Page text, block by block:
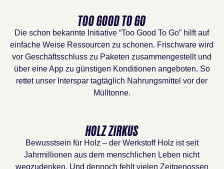
TOO GOOD TO GO
Die schon bekannte Initiative “Too Good To Go” hilft auf
einfache Weise Ressourcen zu schonen. Frischware wird
vor Geschäftsschluss zu Paketen zusammengestellt und
über eine App zu günstigen Konditionen angeboten. So
rettet unser Interspar tagtäglich Nahrungsmittel vor der
Mülltonne.
HOLZ ZIRKUS
Bewusstsein für Holz – der Werkstoff Holz ist seit
Jahrmillionen aus dem menschlichen Leben nicht
wegzudenken. Und dennoch fehlt vielen Zeitgenossen